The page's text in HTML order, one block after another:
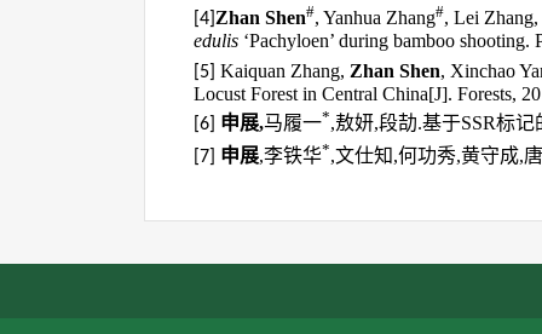
[4] Zhan Shen#, Yanhua Zhang#, Lei
edulis ‘Pachyloen’ during bamboo
[5] Kaiquan Zhang, Zhan Shen, Xinchao
Locust Forest in Central China[J]. Forests,
[6] 申展,马履一*,敖妍,段劼.基于SSR标记
[7] 申展,李铁华*,文仕知,何功秀,黄守成,